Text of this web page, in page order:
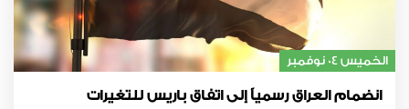
الخميس 04 نوفمبر
انضمام العراق رسمياً إلى اتفاق باريس للتغيرات